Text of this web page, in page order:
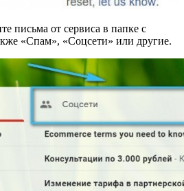
письма от сервиса в папке с
«Спам», «Соцсети» или другие.